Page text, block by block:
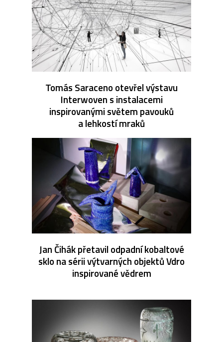
Tomás Saraceno otevřel výstavu
Interwoven s instalacemi
inspirovanými světem pavouků
a lehkostí mraků
Jan Čihák přetavil odpadní kobaltové
sklo na sérii výtvarných objektů Vdro
inspirované vědrem